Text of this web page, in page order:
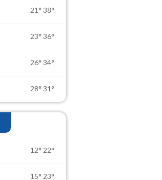
21° 38°
23° 36°
26° 34°
28° 31°
12° 22°
15° 23°